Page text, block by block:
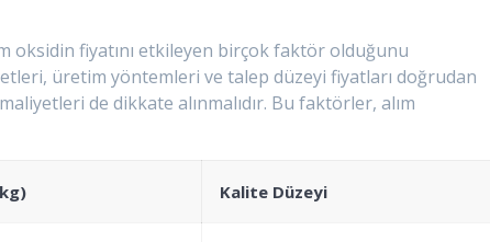
oksidin fiyatını etkileyen birçok faktör olduğunu
üretim yöntemleri ve talep düzeyi fiyatları doğrudan
maliyetleri de dikkate alınmalıdır. Bu faktörler, alım
Kalite Düzeyi